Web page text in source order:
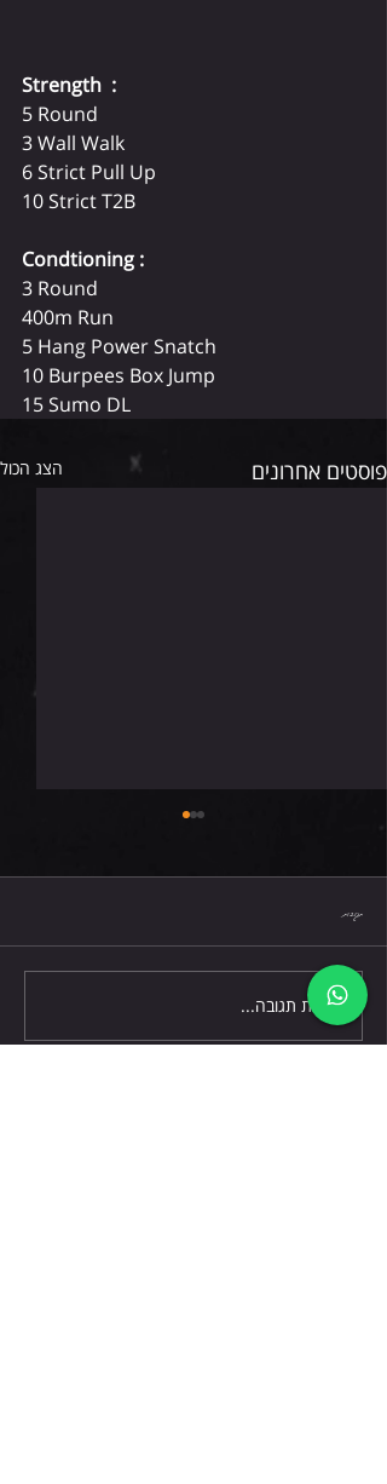
Strength  :
5 Round
3 Wall Walk
6 Strict Pull Up
10 Strict T2B
Condtioning :
3 Round
400m Run
5 Hang Power Snatch
10 Burpees Box Jump
15 Sumo DL
פוסטים אחרונים הצג הכול
תגובות
כתיבת תגובה...